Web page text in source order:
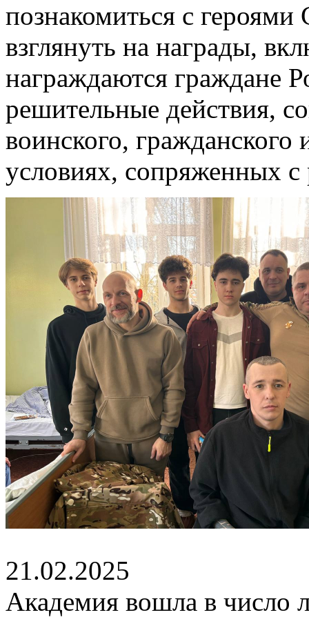
познакомиться с
взглянуть на награды,
награждаются граждане
решительные действия,
воинского, гражданского
условиях, сопряженных
21.02.2025
Академия вошла в число